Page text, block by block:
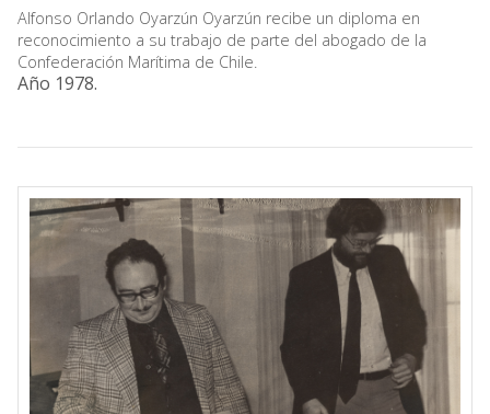
Alfonso Orlando Oyarzún Oyarzún recibe un diploma en
reconocimiento a su trabajo de parte del abogado de la
Confederación Marítima de Chile.
Año 1978.